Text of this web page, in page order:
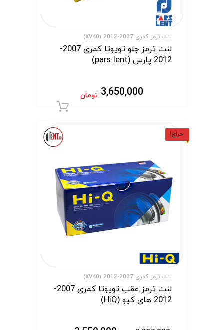
لنت ترمز کمری 2007-2012 (XV40)
لنت ترمز جلو تویوتا کمری 2007-
2012 پارس (pars lent)
3,650,000 تومان
حراج!
لنت ترمز کمری 2007-2012 (XV40)
لنت ترمز عقب تویوتا کمری 2007-
2012 های کیو (HiQ)